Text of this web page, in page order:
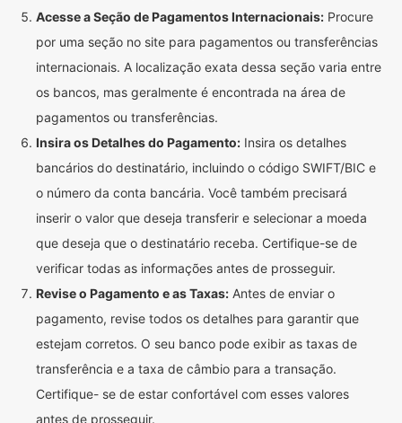
Acesse a Seção de Pagamentos Internacionais: Procure
por uma seção no site para pagamentos ou transferências
internacionais. A localização exata dessa seção varia entre
os bancos, mas geralmente é encontrada na área de
pagamentos ou transferências.
Insira os Detalhes do Pagamento: Insira os detalhes
bancários do destinatário, incluindo o código SWIFT/BIC e
o número da conta bancária. Você também precisará
inserir o valor que deseja transferir e selecionar a moeda
que deseja que o destinatário receba. Certifique-se de
verificar todas as informações antes de prosseguir.
Revise o Pagamento e as Taxas: Antes de enviar o
pagamento, revise todos os detalhes para garantir que
estejam corretos. O seu banco pode exibir as taxas de
transferência e a taxa de câmbio para a transação.
Certifique- se de estar confortável com esses valores
antes de prosseguir.